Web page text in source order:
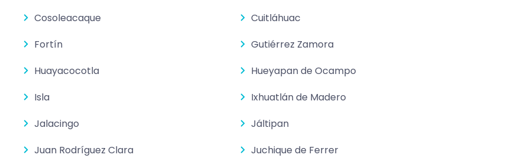
Cosoleacaque
Cuitláhuac
Fortín
Gutiérrez Zamora
Huayacocotla
Hueyapan de Ocampo
Isla
Ixhuatlán de Madero
Jalacingo
Jáltipan
Juan Rodríguez Clara
Juchique de Ferrer